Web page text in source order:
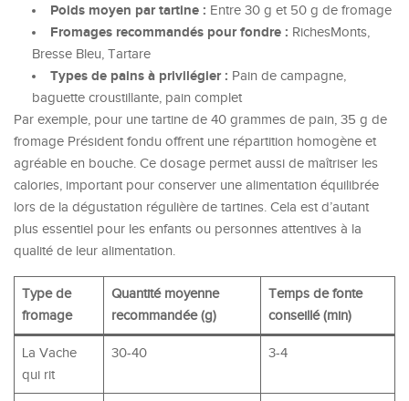
Poids moyen par tartine : Entre 30 g et 50 g de fromage
Fromages recommandés pour fondre : RichesMonts,
Bresse Bleu, Tartare
Types de pains à privilégier : Pain de campagne,
baguette croustillante, pain complet
Par exemple, pour une tartine de 40 grammes de pain, 35 g de
fromage Président fondu offrent une répartition homogène et
agréable en bouche. Ce dosage permet aussi de maîtriser les
calories, important pour conserver une alimentation équilibrée
lors de la dégustation régulière de tartines. Cela est d’autant
plus essentiel pour les enfants ou personnes attentives à la
qualité de leur alimentation.
Type de
fromage
Quantité moyenne
recommandée (g)
Temps de fonte
conseillé (min)
La Vache
qui rit
30-40 3-4